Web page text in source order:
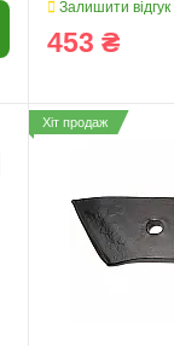
Залишити відгук
453 ₴
Хіт продаж